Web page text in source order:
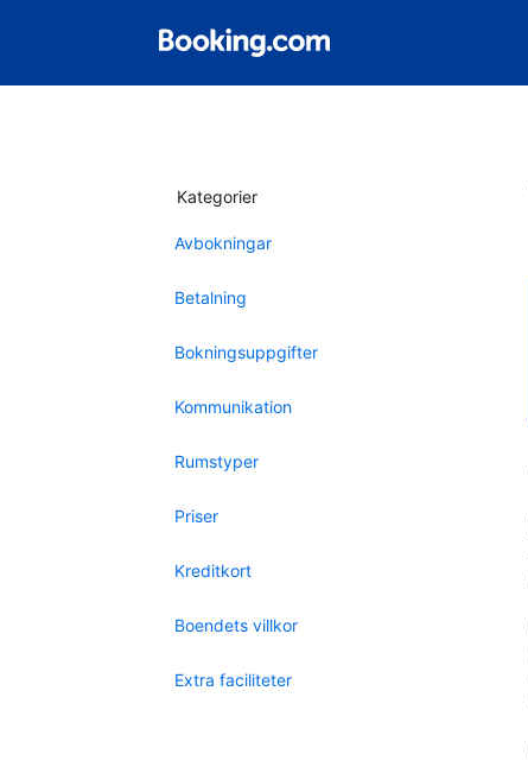
Kategorier
Avbokningar
Betalning
Bokningsuppgifter
Kommunikation
Rumstyper
Priser
Kreditkort
Boendets villkor
Extra faciliteter